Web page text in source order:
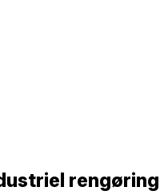
rengøring